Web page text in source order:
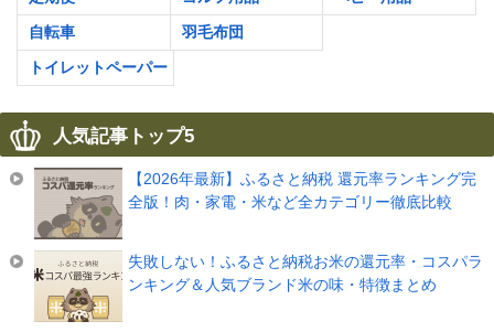
自転車
羽毛布団
トイレットペーパー
人気記事トップ5
【2026年最新】ふるさと納税 還元率ランキング完
全版！肉・家電・米など全カテゴリー徹底比較
失敗しない！ふるさと納税お米の還元率・コスパラ
ンキング＆人気ブランド米の味・特徴まとめ